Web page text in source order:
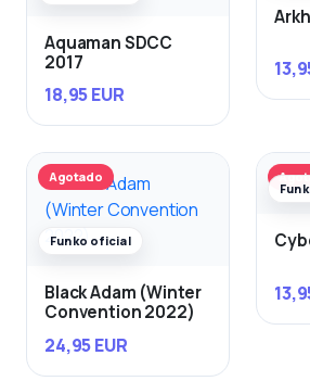
Aquaman SDCC
2017
18,95 EUR
Agotado
Funko oficial
Black Adam (Winter
Convention 2022)
24,95 EUR